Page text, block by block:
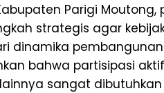
Parigi
strategis agar
dinamika
bahwa partisipasi
sangat